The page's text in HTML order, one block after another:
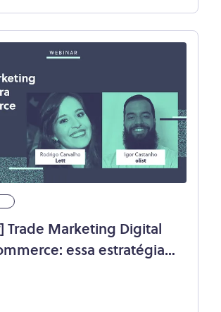
Trade Marketing Digital
essa estratégia